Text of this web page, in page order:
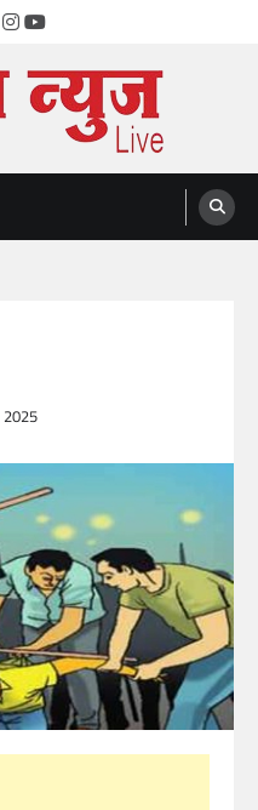
Instagram
YouTube